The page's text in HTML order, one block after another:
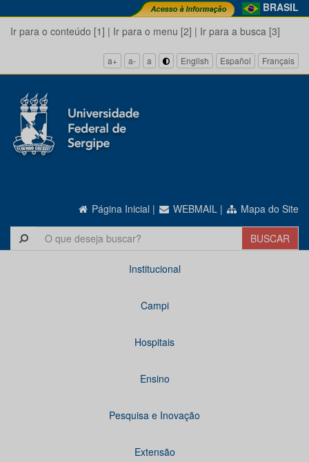
BRASIL
Ir para o conteúdo [1] | Ir para o menu [2] | Ir para a busca [3]
a+ a- a English Español Français
Página Inicial | WEBMAIL | Mapa do Site
Institucional
Campi
Hospitais
Ensino
Pesquisa e Inovação
Extensão